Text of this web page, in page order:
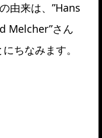
由来は、”Hans
Melcher”さん
ちなみます。